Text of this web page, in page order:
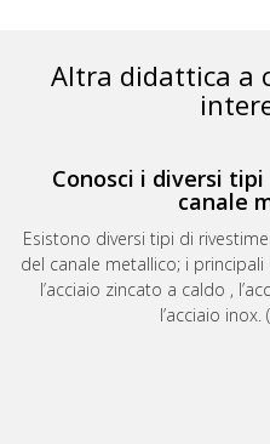
Altra didattica a
Conosci i diversi
canale
Esistono diversi tipi di
del canale metallico; i principali
l’acciaio zincato a caldo ,
l’acciaio